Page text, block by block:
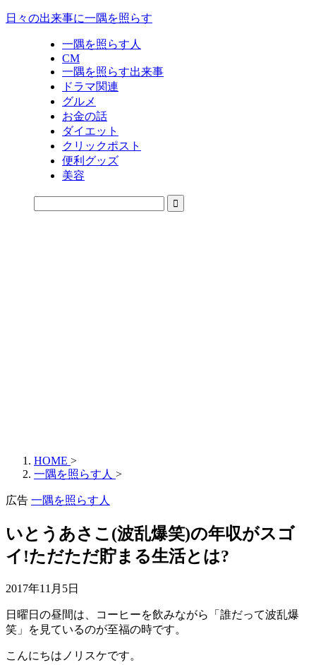
日々の出来事に一隅を照らす
一隅を照らす人
CM
一隅を照らす出来事
ドラマ関連
グルメ
お金の話
ダイエット
クリックポスト
便利グッズ
美容
HOME >
一隅を照らす人 >
広告 一隅を照らす人
いとうあさこ(波乱爆笑)の年収がスゴ
イ!ただただ貯まる生活とは?
2017年11月5日
日曜日の昼間は、コーヒーを飲みながら「誰だって波乱爆
笑」を見ているのが至福の時です。
こんにちはノリスケです。